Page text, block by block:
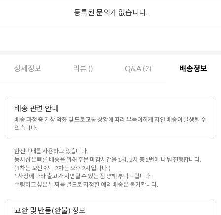
등록된 문의가 없습니다.
상세정보 리뷰 () Q&A (2) 배송정보
배송 관련 안내
배송 과정 중 기상 악화 및 도로교통 상황에 따라 부득이하게 지연 배송이 발생될 수
있습니다.
한진택배를 사용하고 있습니다.
동서샵은 빠른 배송을 위해 주문 마감시간을 1차, 2차 총 2번에 나눠 진행합니다.
(1차는 오전 9시, 2차는 오후 2시입니다.)
* 사정에 따라 출고가 지연될 수 있는 점 양해 부탁드립니다.
수령하고 싶은 날짜를 별도로 지정한 예약 배송은 불가합니다.
교환 및 반품(환불) 정보